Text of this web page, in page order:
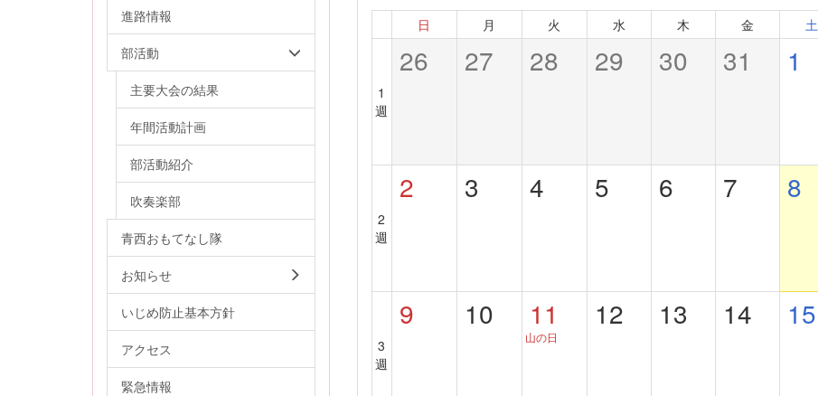
日 月 火 水 木 金 土
1
週
26 27 28 29 30 31 1
2
週
2 3 4 5 6 7 8
3
週
9 10 11
山の日
12 13 14 15
進路情報
部活動
主要大会の結果
年間活動計画
部活動紹介
吹奏楽部
青西おもてなし隊
お知らせ
いじめ防止基本方針
アクセス
緊急情報